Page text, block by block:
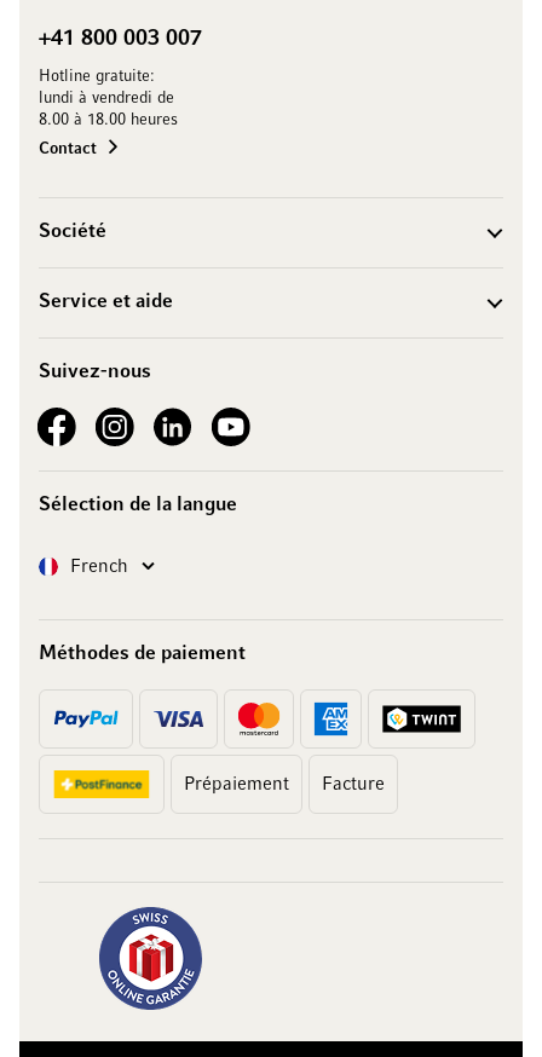
+41 800 003 007
Hotline gratuite:
lundi à vendredi de
8.00 à 18.00 heures
Contact
Société
Service et aide
Suivez-nous
See our FacebookSee our Instagram account
See our LinkedInSee our YouTube channel
Sélection de la langue
LangueFrench
Méthodes de paiement
Prépaiement Facture